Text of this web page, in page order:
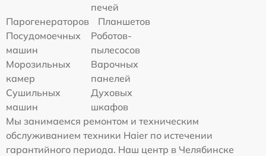
печей
Парогенераторов
Планшетов
Посудомоечных
машин
Роботов-
пылесосов
Морозильных
камер
Варочных
панелей
Сушильных
машин
Духовых
шкафов
Мы занимаемся ремонтом и техническим
обслуживанием техники Haier по истечении
гарантийного периода. Наш центр в Челябинске